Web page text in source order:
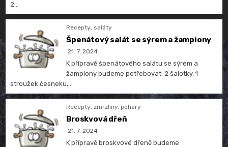
2…
Recepty, saláty
Špenátový salát se sýrem a žampiony
21. 7. 2024
K přípravě špenátového salátu se sýrem a
žampiony budeme potřebovat: 2 šalotky, 1
stroužek česneku,…
Recepty,zmrzliny, poháry
Broskvová dřeň
21. 7. 2024
K přípravě broskvové dřeně budeme